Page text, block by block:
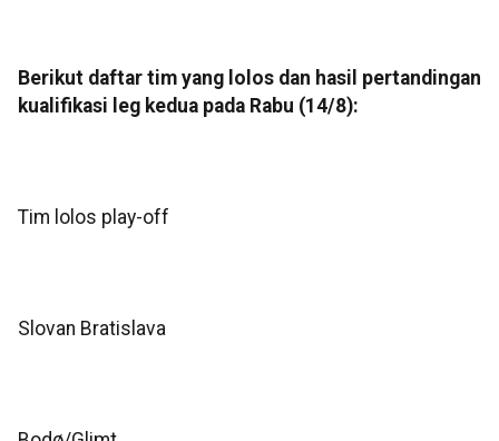
Berikut daftar tim yang lolos dan hasil pertandingan
kualifikasi leg kedua pada Rabu (14/8):
Tim lolos play-off
Slovan Bratislava